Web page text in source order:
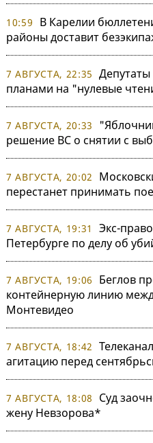
10:59
В Карелии
районы доставит
7 АВГУСТА, 22:35
планами на "нулевые
7 АВГУСТА, 20:33
решение ВС о снятии с
7 АВГУСТА, 20:02
перестанет принимать
7 АВГУСТА, 19:31
Экс-
Петербурге по делу об
7 АВГУСТА, 19:06
Беглов
контейнерную линию
Монтевидео
7 АВГУСТА, 18:42
агитацию перед
7 АВГУСТА, 18:08
Суд
жену Невзорова*